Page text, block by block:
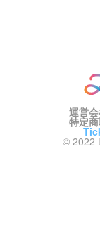
運営
特定
© 2022